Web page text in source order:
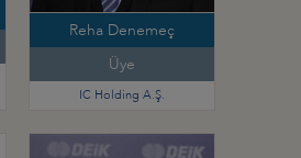
Reha Denemeç
Üye
IC Holding A.Ş.